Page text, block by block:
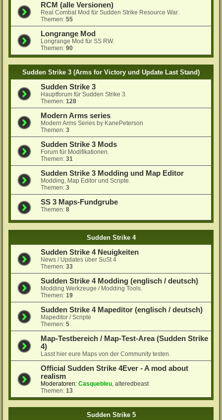
RCM (alle Versionen)
Real Combat Mod für Sudden Strike Resource War.
Themen:55
Longrange Mod
Longrange Mod für SS RW.
Themen:90
Sudden Strike 3 (Arms for Victory und Update Last Stand)
Sudden Strike 3
Hauptforum für Sudden Strike 3.
Themen:128
Modern Arms series
Modern Arms Series by KanePeterson
Themen:3
Sudden Strike 3 Mods
Forum für Modifikationen.
Themen:31
Sudden Strike 3 Modding und Map Editor
Modding, Map Editor und Scripte.
Themen:3
SS 3 Maps-Fundgrube
Themen:8
Sudden Strike 4
Sudden Strike 4 Neuigkeiten
News / Updates über SuSt 4
Themen:33
Sudden Strike 4 Modding (englisch / deutsch)
Modding Werkzeuge / Modding Tools.
Themen:19
Sudden Strike 4 Mapeditor (englisch / deutsch)
Mapeditor / Scripte
Themen:5
Map-Testbereich / Map-Test-Area (Sudden Strike
4)
Lasst hier eure Maps von der Community testen.
Official Sudden Strike 4Ever - A mod about
realism
Moderatoren: Casquebleu,alteredbeast
Themen:13
Sudden Strike 5